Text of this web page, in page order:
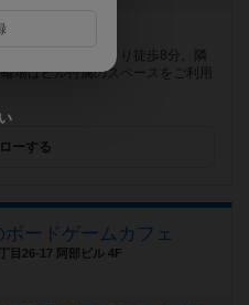
鉄大和西大寺駅より徒歩8分。隣
場はビル付属のスペースをご利用
ーする
ードゲームカフェ
目26-17 阿部ビル 4F